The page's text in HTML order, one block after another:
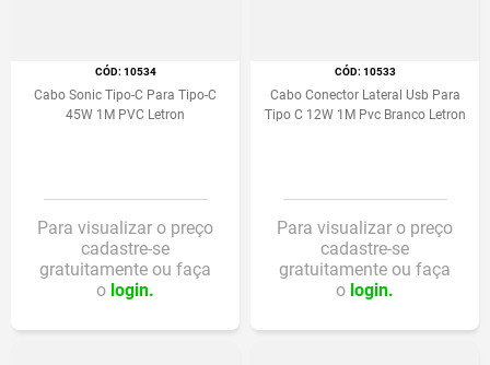
:10534
Cabo Sonic Tipo-C Para Tipo-C
45W 1M PVC Letron
Para visualizar o preço
cadastre-se
gratuitamente ou faça
o login.
:10533
Cabo Conector Lateral Usb Para
Tipo C 12W 1M Pvc Branco Letron
Para visualizar o preço
cadastre-se
gratuitamente ou faça
o login.